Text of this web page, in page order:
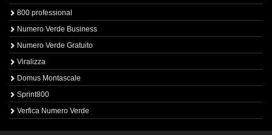
800 professional
Numero Verde Business
Numero Verde Gratuito
Viralizza
Domus Montascale
Sprint800
Verfica Numero Verde